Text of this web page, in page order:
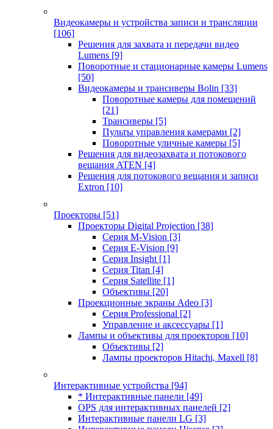
Видеокамеры и устройства записи и трансляции
[106]
Решения для захвата и передачи видео
Lumens [9]
Поворотные и стационарные камеры Lumens
[50]
Видеокамеры и трансиверы Bolin [33]
Поворотные камеры для помещений
[21]
Трансиверы [5]
Пульты управления камерами [2]
Поворотные уличные камеры [5]
Решения для видеозахвата и потокового
вещания ATEN [4]
Решения для потокового вещания и записи
Extron [10]
Проекторы [51]
Проекторы Digital Projection [38]
Серия M-Vision [3]
Серия E-Vision [9]
Серия Insight [1]
Серия Titan [4]
Серия Satellite [1]
Объективы [20]
Проекционные экраны Adeo [3]
Серия Professional [2]
Управление и аксессуары [1]
Лампы и объективы для проекторов [10]
Объективы [2]
Лампы проекторов Hitachi, Maxell [8]
Интерактивные устройства [94]
* Интерактивные панели [49]
OPS для интерактивных панелей [2]
Интерактивные панели LG [3]